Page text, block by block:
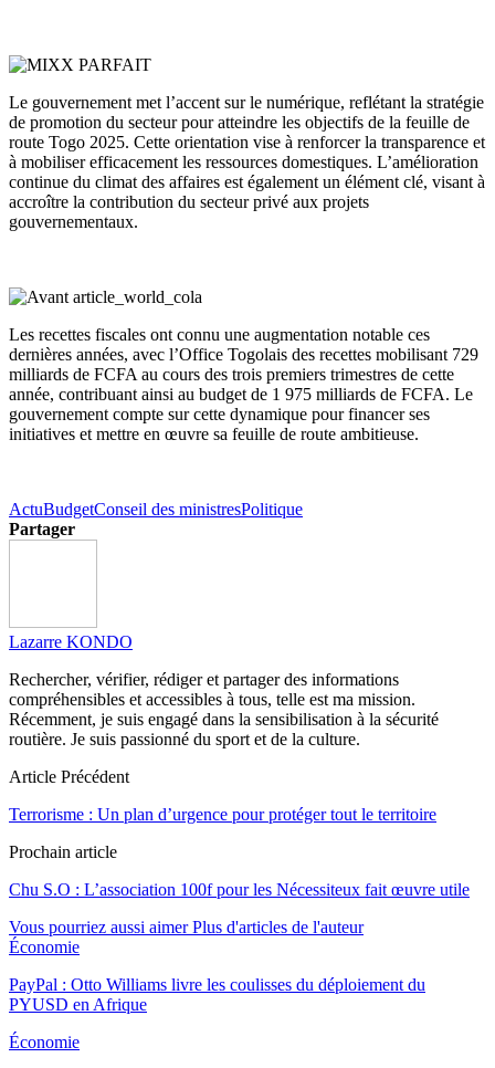
Le gouvernement met l’accent sur le numérique, reflétant la stratégie
de promotion du secteur pour atteindre les objectifs de la feuille de
route Togo 2025. Cette orientation vise à renforcer la transparence et
à mobiliser efficacement les ressources domestiques. L’amélioration
continue du climat des affaires est également un élément clé, visant à
accroître la contribution du secteur privé aux projets
gouvernementaux.
Les recettes fiscales ont connu une augmentation notable ces
dernières années, avec l’Office Togolais des recettes mobilisant 729
milliards de FCFA au cours des trois premiers trimestres de cette
année, contribuant ainsi au budget de 1 975 milliards de FCFA. Le
gouvernement compte sur cette dynamique pour financer ses
initiatives et mettre en œuvre sa feuille de route ambitieuse.
ActuBudgetConseil des ministresPolitique
Partager
Lazarre KONDO
Rechercher, vérifier, rédiger et partager des informations
compréhensibles et accessibles à tous, telle est ma mission.
Récemment, je suis engagé dans la sensibilisation à la sécurité
routière. Je suis passionné du sport et de la culture.
Article Précédent
Terrorisme : Un plan d’urgence pour protéger tout le territoire
Prochain article
Chu S.O : L’association 100f pour les Nécessiteux fait œuvre utile
Vous pourriez aussi aimer Plus d'articles de l'auteur
Économie
PayPal : Otto Williams livre les coulisses du déploiement du
PYUSD en Afrique
Économie